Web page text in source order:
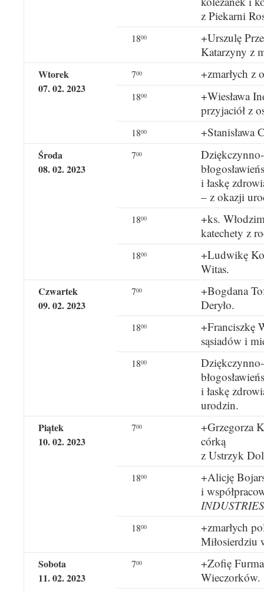
z Piekarni
1800
+Urszulę
Katarzyny z
Wtorek
07. 02. 2023
700 +zmarłych z
1800
+Wiesława
przyjaciół z
1800 +Stanisława
Środa
08. 02. 2023
700
i łaskę
– z okazji
1800
+ks.
katechety z
1800
+Ludwikę
Witas.
Czwartek
09. 02. 2023
700
+Bogdana
Deryło.
1800
+Franciszkę
sąsiadów i
1800
i łaskę
urodzin.
Piątek
10. 02. 2023
700
+Grzegorza
córką
z Ustrzyk
1800
+Alicję
i
1800
+zmarłych
Miłosierdziu
Sobota
11. 02. 2023
700
+Zofię
Wieczorków.